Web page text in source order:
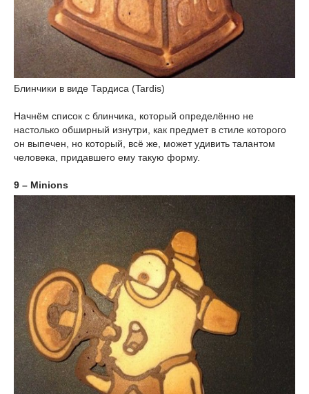
Блинчики в виде Тардиса (Tardis)
Начнём список с блинчика, который определённо не
настолько обширный изнутри, как предмет в стиле которого
он выпечен, но который, всё же, может удивить талантом
человека, придавшего ему такую форму.
9 – Minions